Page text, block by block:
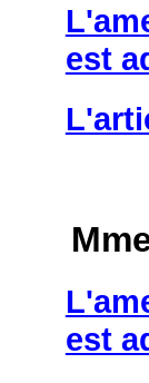
est
est